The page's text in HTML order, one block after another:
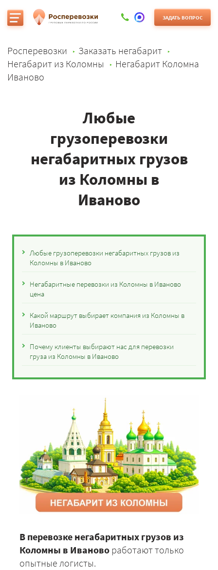
ЗАДАТЬ ВОПРОС
Росперевозки
Заказать негабарит
Негабарит из Коломны
Негабарит Коломна
Иваново
Любые
грузоперевозки
негабаритных грузов
из Коломны в
Иваново
Любые грузоперевозки негабаритных грузов из
Коломны в Иваново
Негабаритные перевозки из Коломны в Иваново
цена
Какой маршрут выбирает компания из Коломны в
Иваново
Почему клиенты выбирают нас для перевозки
груза из Коломны в Иваново
В перевозке негабаритных грузов из
Коломны в Иваново работают только
опытные логисты.